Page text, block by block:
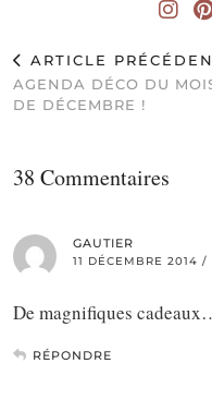
ARTICLE
AGENDA DÉCO DU
DE DÉCEMBRE !
38 Commentaires
GAUTIER
11 DÉCEMBRE 2014 /
De magnifiques
RÉPONDRE